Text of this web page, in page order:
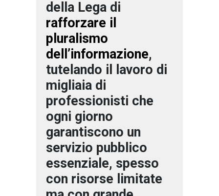
della Lega di
rafforzare il
pluralismo
dell’informazione,
tutelando il lavoro di
migliaia di
professionisti che
ogni giorno
garantiscono un
servizio pubblico
essenziale, spesso
con risorse limitate